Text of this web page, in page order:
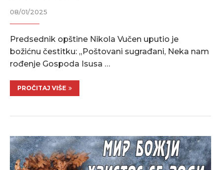
08/01/2025
Predsednik opštine Nikola Vučen uputio je
božićnu čestitku: „Poštovani sugrađani, Neka nam
rođenje Gospoda Isusa …
PROČITAJ VIŠE